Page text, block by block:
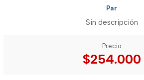
Par
Sin descripción
Precio
$254.000